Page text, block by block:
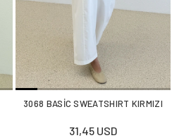
3068 BASİC SWEATSHIRT KIRMIZI
31,45 USD